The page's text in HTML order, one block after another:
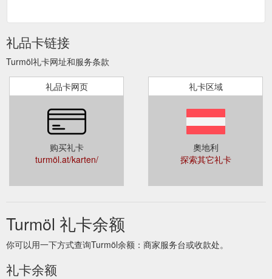
Stationen möglich.
礼品卡链接
Turmöl礼卡网址和服务条款
礼品卡网页
购买礼卡
turmöl.at/karten/
礼卡区域
奧地利
探索其它礼卡
Turmöl 礼卡余额
你可以用一下方式查询Turmöl余额：商家服务台或收款处。
礼卡余额